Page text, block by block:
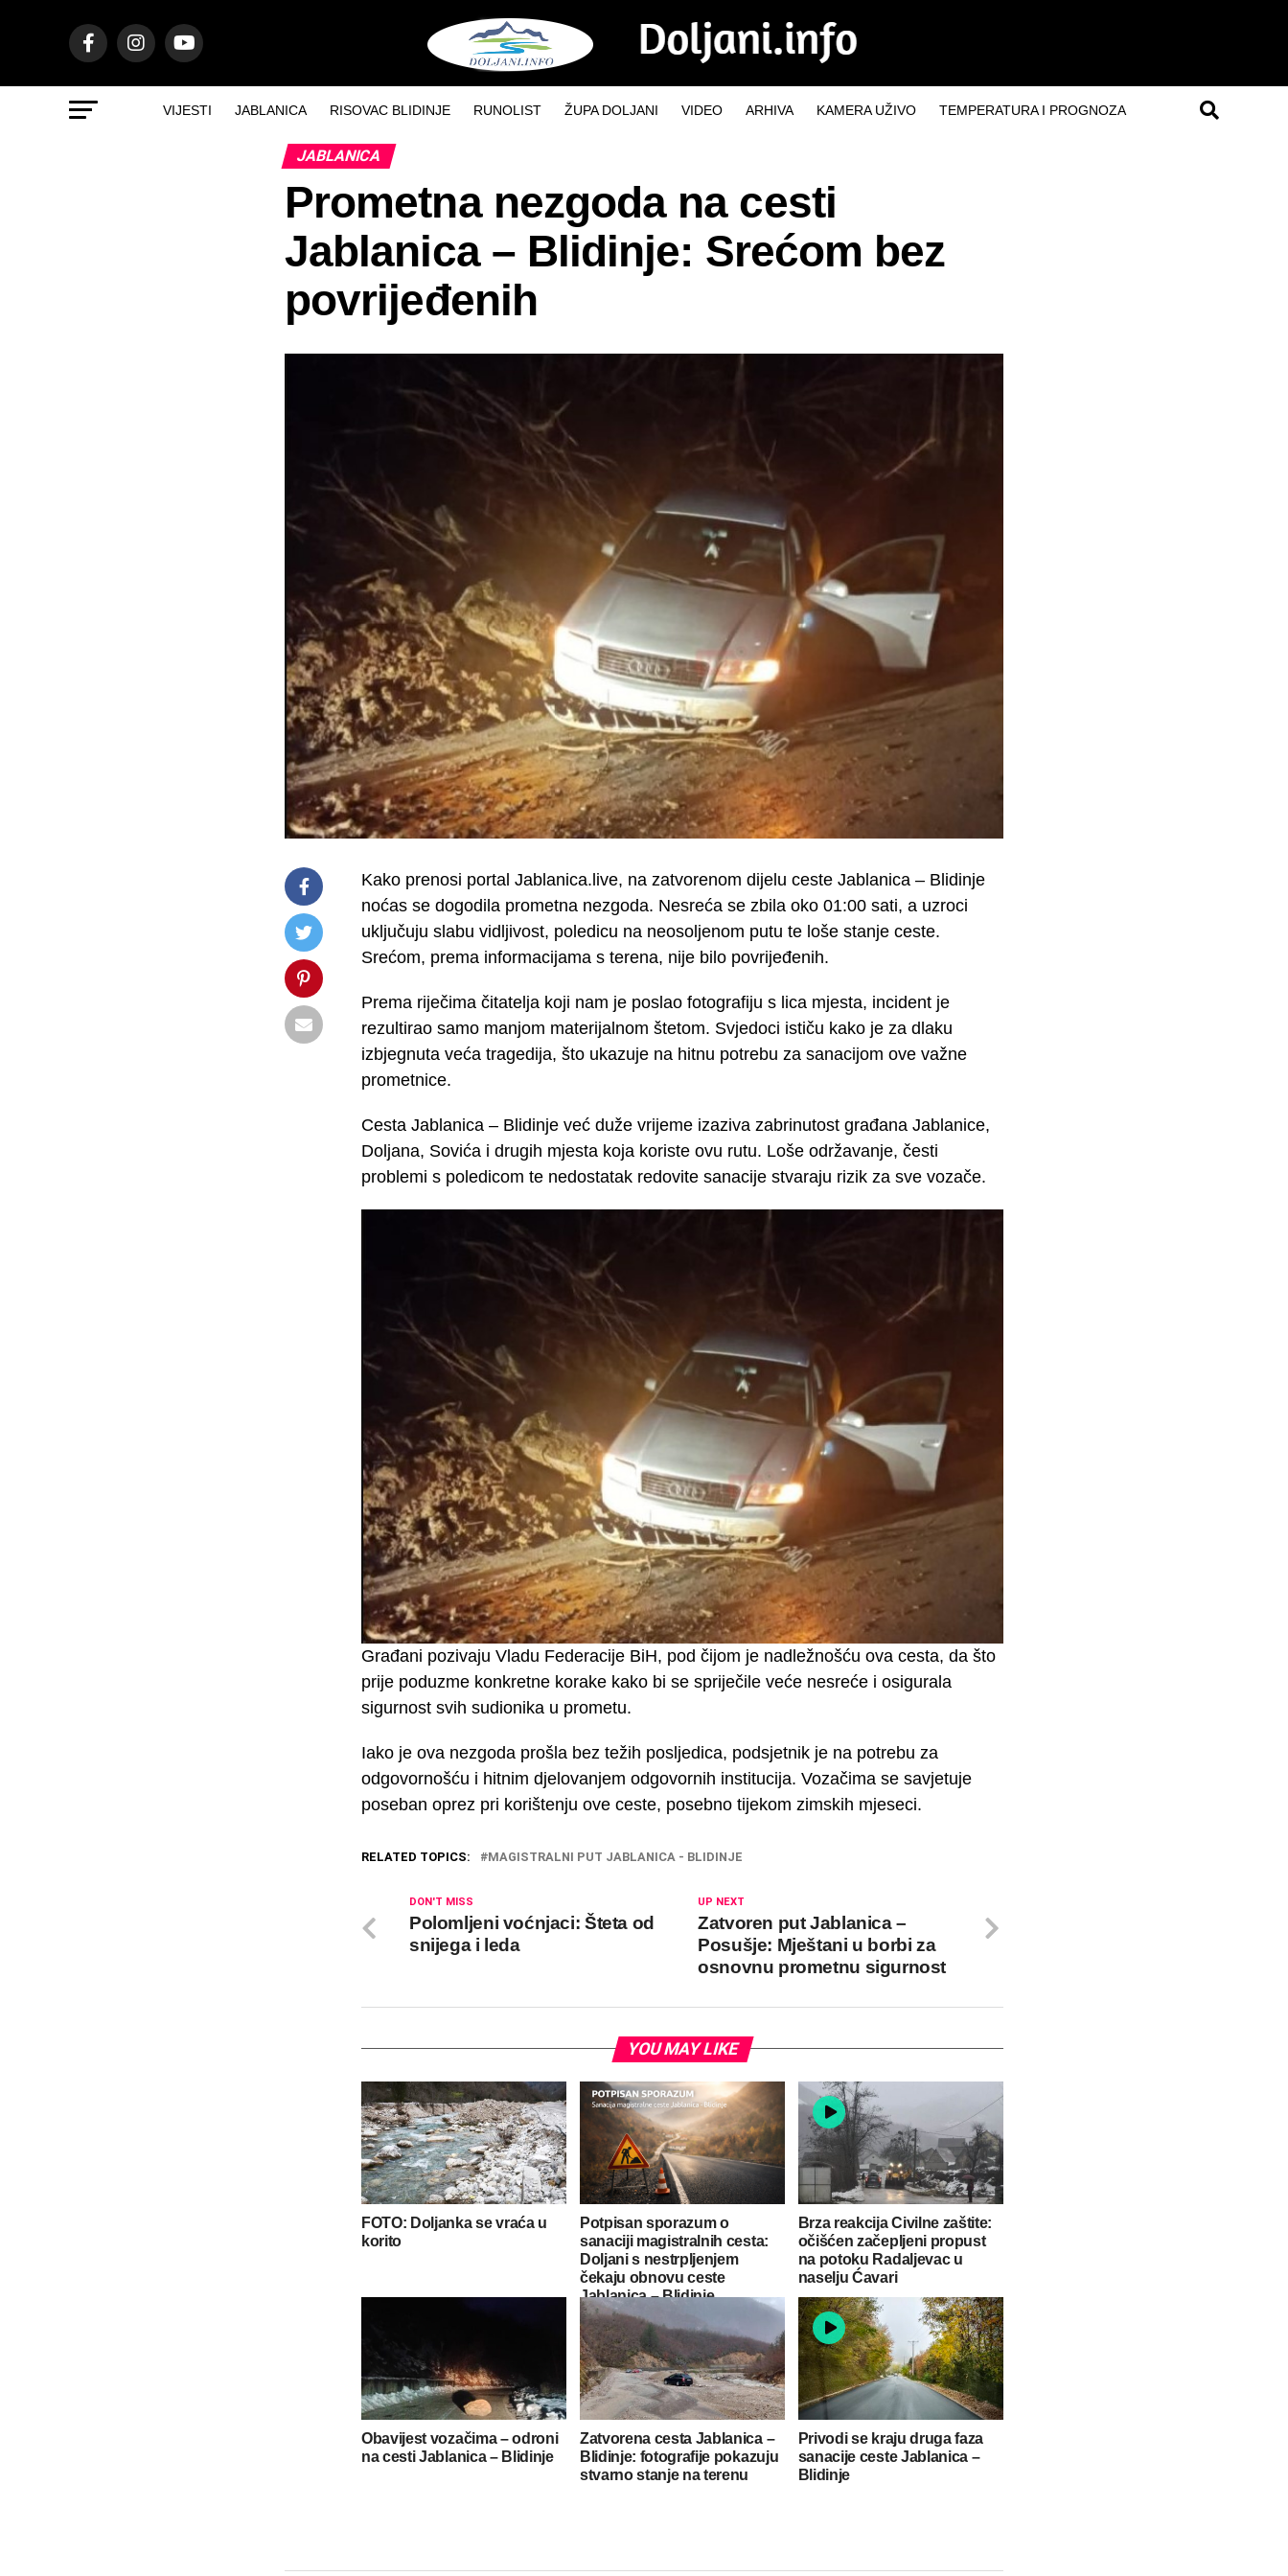
VIJESTI JABLANICA RISOVAC BLIDINJE RUNOLIST ŽUPA DOLJANI VIDEO ARHIVA KAMERA UŽIVO TEMPERATURA I PROGNOZA
JABLANICA
Prometna nezgoda na cesti
Jablanica – Blidinje: Srećom bez
povrijeđenih
Kako prenosi portal Jablanica.live, na zatvorenom dijelu ceste Jablanica – Blidinje
noćas se dogodila prometna nezgoda. Nesreća se zbila oko 01:00 sati, a uzroci
uključuju slabu vidljivost, poledicu na neosoljenom putu te loše stanje ceste.
Srećom, prema informacijama s terena, nije bilo povrijeđenih.
Prema riječima čitatelja koji nam je poslao fotografiju s lica mjesta, incident je
rezultirao samo manjom materijalnom štetom. Svjedoci ističu kako je za dlaku
izbjegnuta veća tragedija, što ukazuje na hitnu potrebu za sanacijom ove važne
prometnice.
Cesta Jablanica – Blidinje već duže vrijeme izaziva zabrinutost građana Jablanice,
Doljana, Sovića i drugih mjesta koja koriste ovu rutu. Loše održavanje, česti
problemi s poledicom te nedostatak redovite sanacije stvaraju rizik za sve vozače.
Građani pozivaju Vladu Federacije BiH, pod čijom je nadležnošću ova cesta, da što
prije poduzme konkretne korake kako bi se spriječile veće nesreće i osigurala
sigurnost svih sudionika u prometu.
Iako je ova nezgoda prošla bez težih posljedica, podsjetnik je na potrebu za
odgovornošću i hitnim djelovanjem odgovornih institucija. Vozačima se savjetuje
poseban oprez pri korištenju ove ceste, posebno tijekom zimskih mjeseci.
RELATED TOPICS: MAGISTRALNI PUT JABLANICA - BLIDINJE
UP NEXT
Zatvoren put Jablanica –
Posušje: Mještani u borbi za
osnovnu prometnu sigurnost
DON'T MISS
Polomljeni voćnjaci: Šteta od
snijega i leda
YOU MAY LIKE
FOTO: Doljanka se vraća u
korito
Potpisan sporazum o
sanaciji magistralnih cesta:
Doljani s nestrpljenjem
čekaju obnovu ceste
Jablanica – Blidinje
Brza reakcija Civilne zaštite:
očišćen začepljeni propust
na potoku Radaljevac u
naselju Ćavari
Obavijest vozačima – odroni
na cesti Jablanica – Blidinje
Zatvorena cesta Jablanica –
Blidinje: fotografije pokazuju
stvarno stanje na terenu
Privodi se kraju druga faza
sanacije ceste Jablanica –
Blidinje